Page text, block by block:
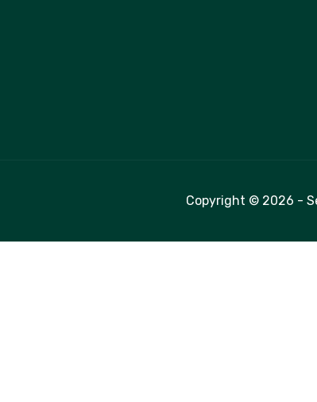
Copyright © 2026 -
la conformité avec les réglementations.